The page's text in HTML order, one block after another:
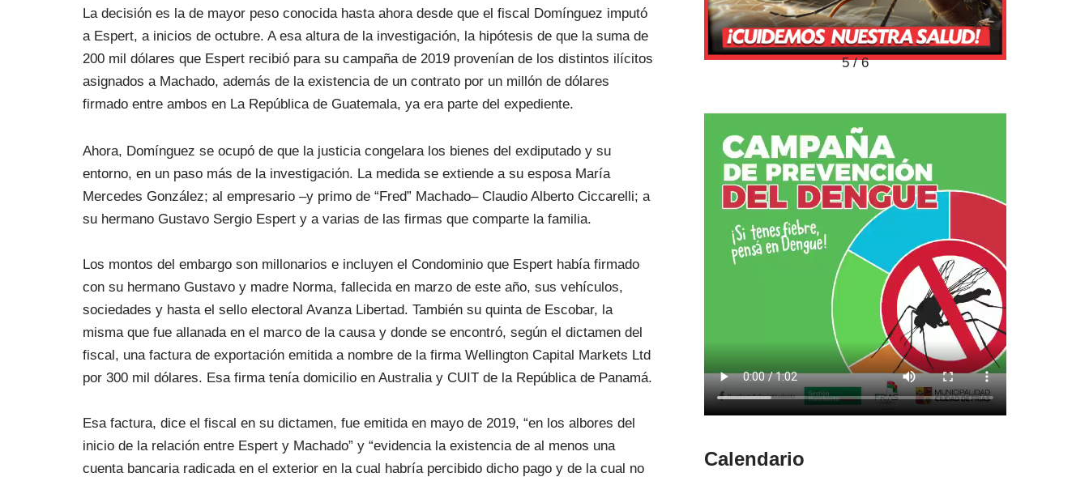
La decisión es la de mayor peso conocida hasta ahora desde que el fiscal Domínguez imputó
a Espert, a inicios de octubre. A esa altura de la investigación, la hipótesis de que la suma de
200 mil dólares que Espert recibió para su campaña de 2019 provenían de los distintos ilícitos
asignados a Machado, además de la existencia de un contrato por un millón de dólares
firmado entre ambos en La República de Guatemala, ya era parte del expediente.
Ahora, Domínguez se ocupó de que la justicia congelara los bienes del exdiputado y su
entorno, en un paso más de la investigación. La medida se extiende a su esposa María
Mercedes González; al empresario –y primo de “Fred” Machado– Claudio Alberto Ciccarelli; a
su hermano Gustavo Sergio Espert y a varias de las firmas que comparte la familia.
Los montos del embargo son millonarios e incluyen el Condominio que Espert había firmado
con su hermano Gustavo y madre Norma, fallecida en marzo de este año, sus vehículos,
sociedades y hasta el sello electoral Avanza Libertad. También su quinta de Escobar, la
misma que fue allanada en el marco de la causa y donde se encontró, según el dictamen del
fiscal, una factura de exportación emitida a nombre de la firma Wellington Capital Markets Ltd
por 300 mil dólares. Esa firma tenía domicilio en Australia y CUIT de la República de Panamá.
Esa factura, dice el fiscal en su dictamen, fue emitida en mayo de 2019, “en los albores del
inicio de la relación entre Espert y Machado” y “evidencia la existencia de al menos una
cuenta bancaria radicada en el exterior en la cual habría percibido dicho pago y de la cual no
5 / 6
Calendario